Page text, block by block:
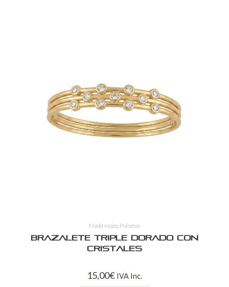
Moda mujer, Pulseras
Brazalete Triple Dorado con
Cristales
15,00€ IVA Inc.